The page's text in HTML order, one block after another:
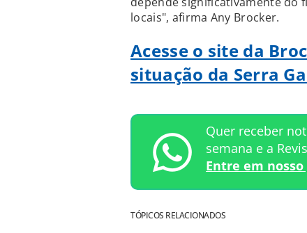
locais", afirma Any Brocker.
Acesse o site da
situação da Serra
Quer receber
semana e a
Entre em
TÓPICOS RELACIONADOS